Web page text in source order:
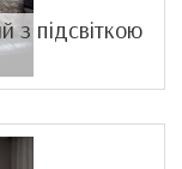
з підсвіткою